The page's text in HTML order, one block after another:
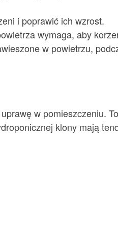
i poprawić ich wzrost.
wymaga, aby
w powietrzu,
w pomieszczeniu. To
klony mają